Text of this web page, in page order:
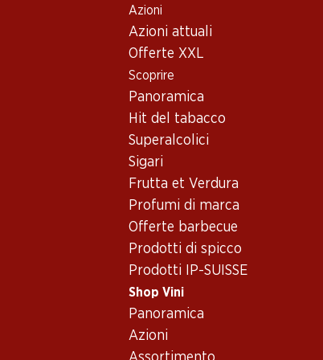
Azioni
Azioni attuali
Offerte XXL
Scoprire
Panoramica
Hit del tabacco
Superalcolici
Sigari
Frutta et Verdura
Profumi di marca
Offerte barbecue
Prodotti di spicco
Prodotti IP-SUISSE
Shop Vini
Panoramica
Azioni
Conoscenza dei vini